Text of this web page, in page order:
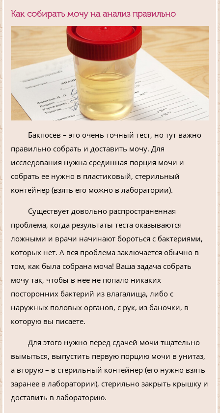
Как собирать мочу на анализ правильно
Бакпосев – это очень точный тест, но тут важно
правильно собрать и доставить мочу. Для
исследования нужна срединная порция мочи и
собрать ее нужно в пластиковый, стерильный
контейнер (взять его можно в лаборатории).
Существует довольно распространенная
проблема, когда результаты теста оказываются
ложными и врачи начинают бороться с бактериями,
которых нет. А вся проблема заключается обычно в
том, как была собрана моча! Ваша задача собрать
мочу так, чтобы в нее не попало никаких
посторонних бактерий из влагалища, либо с
наружных половых органов, с рук, из баночки, в
которую вы писаете.
Для этого нужно перед сдачей мочи тщательно
вымыться, выпустить первую порцию мочи в унитаз,
а вторую – в стерильный контейнер (его нужно взять
заранее в лаборатории), стерильно закрыть крышку и
доставить в лабораторию.